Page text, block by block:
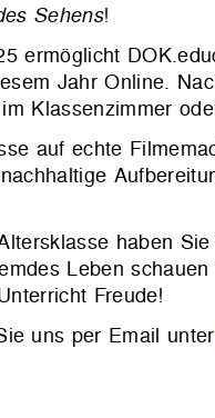
Sehens!
ermöglicht
Jahr Online.
Klassenzimmer
auf echte
haben
Leben
Freude!
uns per Email unter